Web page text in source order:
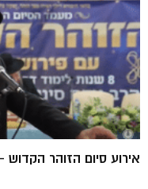
אירוע סיום הזוהר